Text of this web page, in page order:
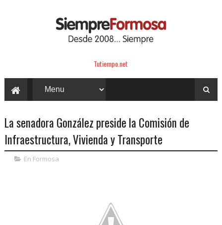
Tutiempo.net
La senadora González preside la Comisión de
Infraestructura, Vivienda y Transporte
En Formosa